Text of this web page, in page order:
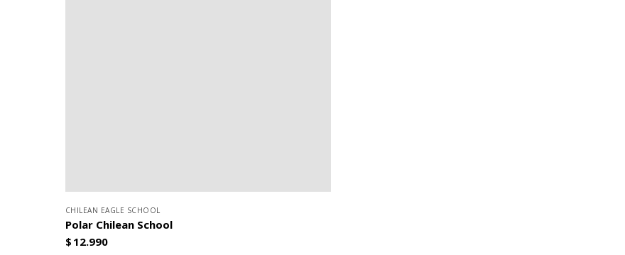
CHILEAN EAGLE SCHOOL
Polar Chilean School
$ 12.990